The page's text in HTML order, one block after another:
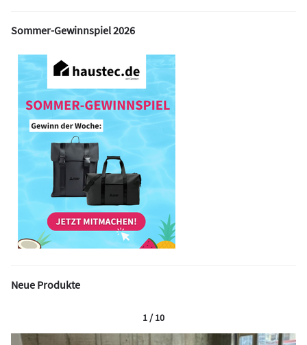
Sommer-Gewinnspiel 2026
Neue Produkte
1 / 10